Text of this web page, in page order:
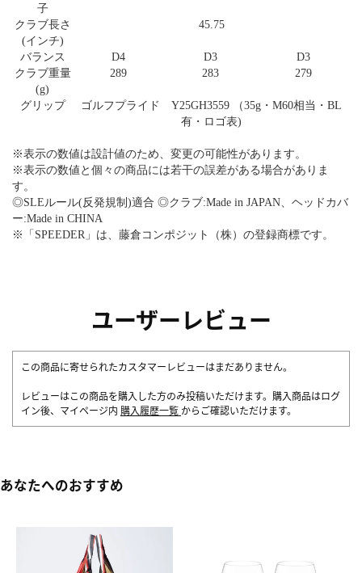
子
クラブ長さ
(インチ)
45.75
バランス D4 D3
D3
クラブ重量
(g)
289 283 279
グリップ
ゴルフプライド Y25GH3559 （35g・M60相当・BL
有・ロゴ表)
※表示の数値は設計値のため、変更の可能性があります。
※表示の数値と個々の商品には若干の誤差がある場合がありま
す。
◎SLEルール(反発規制)適合 ◎クラブ:Made in JAPAN、ヘッドカバ
ー:Made in CHINA
※「SPEEDER」は、藤倉コンポジット（株）の登録商標です。
ユーザーレビュー
この商品に寄せられたカスタマーレビューはまだありません。
レビューはこの商品を購入した方のみ投稿いただけます。購入商品はログ
イン後、マイページ内 購入履歴一覧 からご確認いただけます。
あなたへのおすすめ